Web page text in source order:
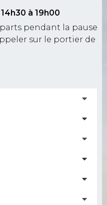
à 19h00
pendant la pause
sur le portier de